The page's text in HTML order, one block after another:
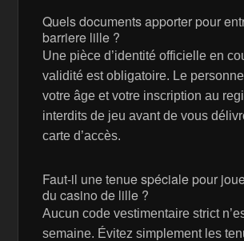
Quels documents apporter pour
barriere lille ?
Une pièce d’identité officielle en
validité est obligatoire. Le
votre âge et votre inscription au
interdits de jeu avant de vous
carte d’accès.
Faut-il une tenue spéciale pour
du casino de lille ?
Aucun code vestimentaire strict
semaine. Évitez simplement les